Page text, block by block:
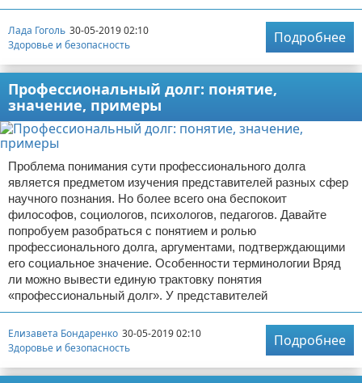
Лада Гоголь 30-05-2019 02:10
Здоровье и безопасность
Подробнее
Профессиональный долг: понятие,
значение, примеры
Проблема понимания сути профессионального долга
является предметом изучения представителей разных сфер
научного познания. Но более всего она беспокоит
философов, социологов, психологов, педагогов. Давайте
попробуем разобраться с понятием и ролью
профессионального долга, аргументами, подтверждающими
его социальное значение. Особенности терминологии Вряд
ли можно вывести единую трактовку понятия
«профессиональный долг». У представителей
Елизавета Бондаренко 30-05-2019 02:10
Здоровье и безопасность
Подробнее